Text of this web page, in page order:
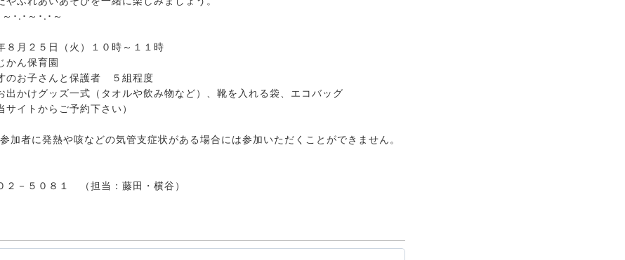
･.･～･.･～
８月２５日（火）１０時～１１時
かん保育園
のお子さんと保護者 ５組程度
出かけグッズ一式（タオルや飲み物など）、靴を入れる袋、エコバッグ
サイトからご予約下さい）
加者に発熱や咳などの気管支症状がある場合には参加いただくことができません。
－５０８１ （担当：藤田・横谷）